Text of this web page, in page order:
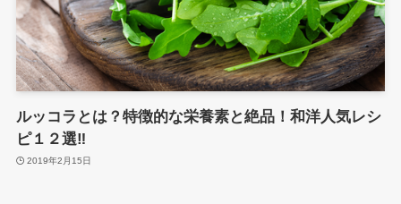
ルッコラとは？特徴的な栄養素と絶品！和洋人気レシ
ピ１２選‼
2019年2月15日